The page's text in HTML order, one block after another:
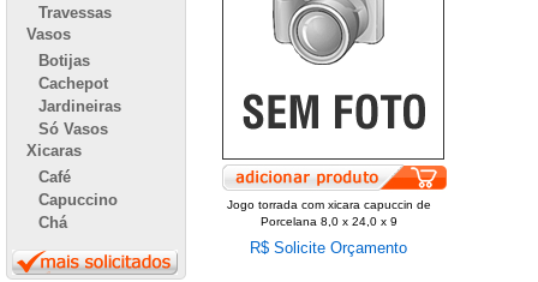
Travessas
Vasos
Botijas
Cachepot
Jardineiras
Só Vasos
Xicaras
Café
Capuccino
Chá
Jogo torrada com xicara capuccin de
Porcelana 8,0 x 24,0 x 9
R$ Solicite Orçamento